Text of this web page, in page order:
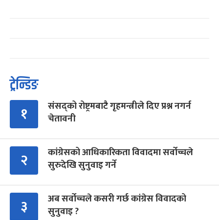
ट्रेन्डिङ
१
संसद्को रोष्ट्रमबाटै गृहमन्त्रीले दिए प्रश्न नगर्न
चेतावनी
२
कांग्रेसको आधिकारिकता विवादमा सर्वोच्चले
सुरुदेखि सुनुवाइ गर्ने
३
अब सर्वोच्चले कसरी गर्छ कांग्रेस विवादको
सुनुवाइ ?